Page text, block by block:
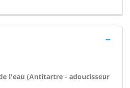
l'eau (Antitartre - adoucisseur